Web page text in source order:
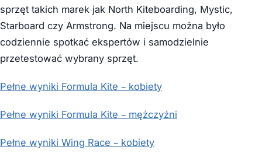
sprzęt takich marek jak North Kiteboarding, Mystic,
Starboard czy Armstrong. Na miejscu można było
codziennie spotkać ekspertów i samodzielnie
przetestować wybrany sprzęt.
Pełne wyniki Formula Kite – kobiety
Pełne wyniki Formula Kite – mężczyźni
Pełne wyniki Wing Race – kobiety